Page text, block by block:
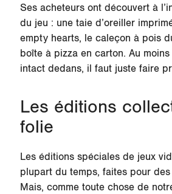
Ses acheteurs ont découvert à
du jeu : une taie d’oreiller
empty hearts, le caleçon à pois
boîte à pizza en carton. Au
intact dedans, il faut juste faire
Les éditions
folie
Les éditions spéciales de jeux
plupart du temps, faites pour des
Mais, comme toute chose de